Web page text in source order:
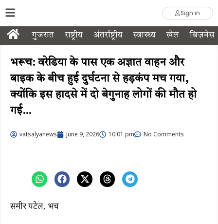
Sign in
गुजरात राष्ट्रीय अंतर्राष्ट्रीय स्वास्थ्य खेल बिज़नेस
भरूच: वरेडिया के पास एक अज्ञात वाहन और
बाइक के बीच हुई दुर्घटना से हड़कंप मच गया,
क्योंकि इस हादसे में दो बेगुनाह लोगों की मौत हो
गई…
vatsalyanews June 9, 2026 10:01 pm No Comments
समीर पटेल, भरूच